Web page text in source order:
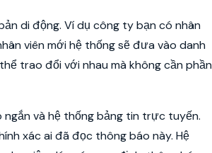
di động. Ví dụ công ty bạn có nhân
viên mới hệ thống sẽ đưa vào danh
trao đổi với nhau mà không cần phần
và hệ thống bảng tin trực tuyến.
xác ai đã đọc thông báo này. Hệ